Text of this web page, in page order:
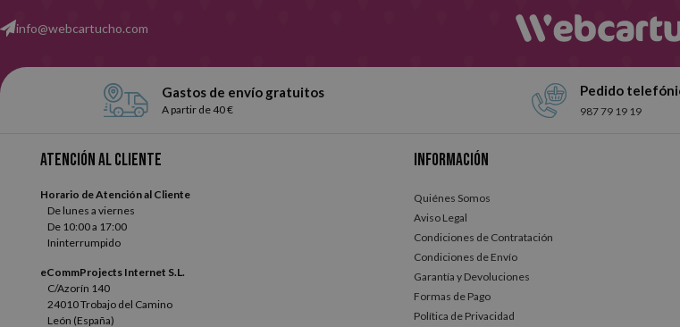
info@webcartucho.com
Gastos de envío gratuitos
A partir de 40 €
Pedido
987 79 19 19
Atención al cliente
Horario de Atención al Cliente
De lunes a viernes
De 10:00 a 17:00
Ininterrumpido
eCommProjects Internet S.L.
C/Azorín 140
24010 Trobajo del Camino
León (España)
Información
Quiénes Somos
Aviso Legal
Condiciones de Contratación
Condiciones de Envío
Garantía y Devoluciones
Formas de Pago
Política de Privacidad